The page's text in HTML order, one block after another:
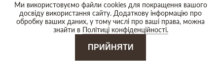
ДО КАРТИ
ЗАПОРІЗЬКИЙ РЕГІОН
Ми використовуємо файли cookies для покращення вашого
досвіду використання сайту. Додаткову інформацію про
обробку ваших даних, у тому числі про ваші права, можна
знайти в Політиці конфіденційності.
ПРИЙНЯТИ